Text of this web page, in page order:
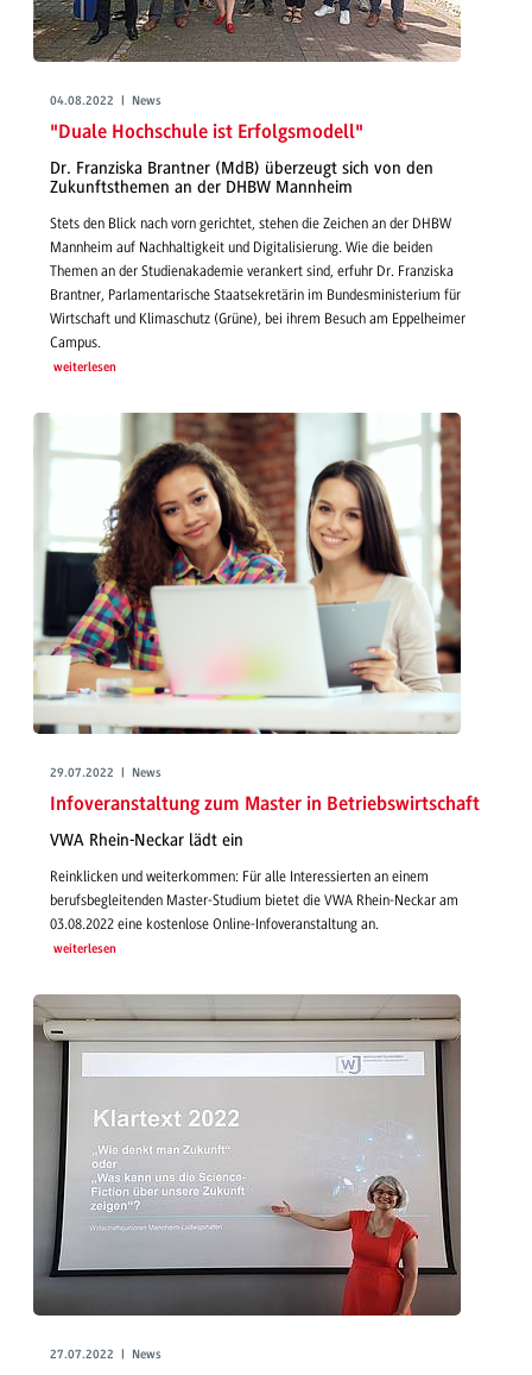
04.08.2022 | News
"Duale Hochschule ist Erfolgsmodell"
Dr. Franziska Brantner (MdB) überzeugt sich von den
Zukunftsthemen an der DHBW Mannheim
Stets den Blick nach vorn gerichtet, stehen die Zeichen an der DHBW
Mannheim auf Nachhaltigkeit und Digitalisierung. Wie die beiden
Themen an der Studienakademie verankert sind, erfuhr Dr. Franziska
Brantner, Parlamentarische Staatsekretärin im Bundesministerium für
Wirtschaft und Klimaschutz (Grüne), bei ihrem Besuch am Eppelheimer
Campus.
weiterlesen
29.07.2022 | News
Infoveranstaltung zum Master in Betriebswirtschaft
VWA Rhein-Neckar lädt ein
Reinklicken und weiterkommen: Für alle Interessierten an einem
berufsbegleitenden Master-Studium bietet die VWA Rhein-Neckar am
03.08.2022 eine kostenlose Online-Infoveranstaltung an.
weiterlesen
27.07.2022 | News